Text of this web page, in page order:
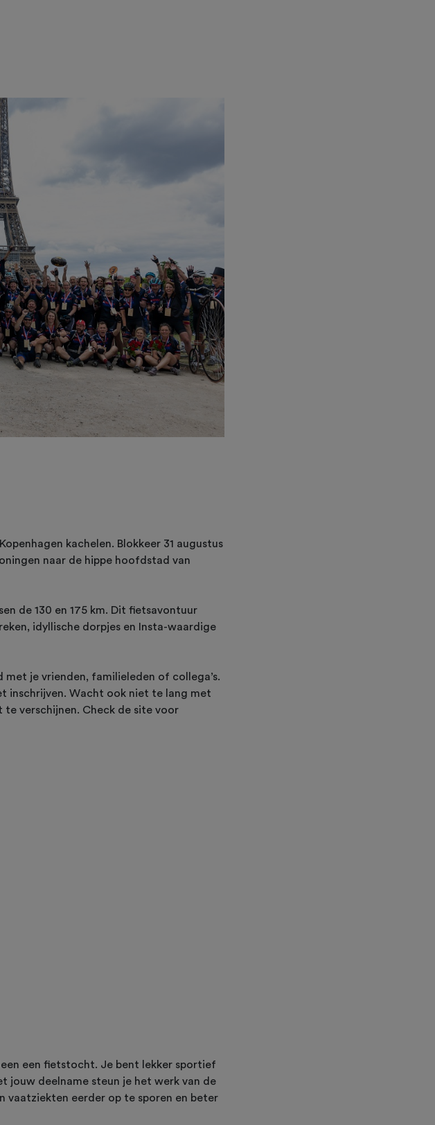
kachelen. Blokkeer 31 augustus
naar de hippe hoofdstad van
de 130 en 175 km. Dit fietsavontuur
idyllische dorpjes en Insta-waardige
je vrienden, familieleden of collega’s.
inschrijven. Wacht ook niet te lang met
verschijnen. Check de site voor
een fietstocht. Je bent lekker sportief
jouw deelname steun je het werk van de
vaatziekten eerder op te sporen en beter